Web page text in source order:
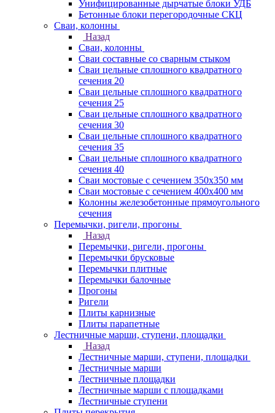
Унифицированные дырчатые блоки УДБ
Бетонные блоки перегородочные СКЦ
Сваи, колонны
Назад
Сваи, колонны
Сваи составные со сварным стыком
Сваи цельные сплошного квадратного
сечения 20
Сваи цельные сплошного квадратного
сечения 25
Сваи цельные сплошного квадратного
сечения 30
Сваи цельные сплошного квадратного
сечения 35
Сваи цельные сплошного квадратного
сечения 40
Сваи мостовые с сечением 350х350 мм
Сваи мостовые с сечением 400х400 мм
Колонны железобетонные прямоугольного
сечения
Перемычки, ригели, прогоны
Назад
Перемычки, ригели, прогоны
Перемычки брусковые
Перемычки плитные
Перемычки балочные
Прогоны
Ригели
Плиты карнизные
Плиты парапетные
Лестничные марши, ступени, площадки
Назад
Лестничные марши, ступени, площадки
Лестничные марши
Лестничные площадки
Лестничные марши с площадками
Лестничные ступени